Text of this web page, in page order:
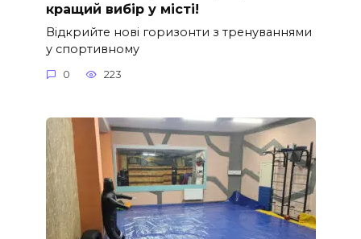
кращий вибір у місті!
Відкрийте нові горизонти з тренуваннями
у спортивному
0 223